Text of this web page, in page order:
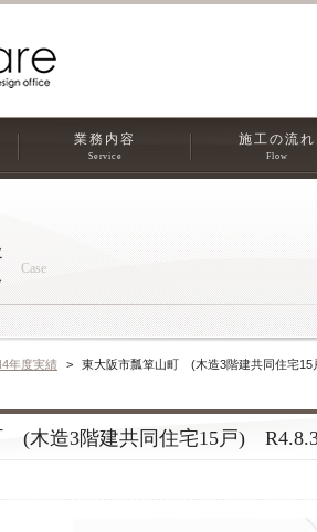
業務内容
Service
施工の流れ
Flow
Case
4年度実績 東大阪市瓢箪山町 (木造3階建共同住宅
(木造3階建共同住宅15戸)